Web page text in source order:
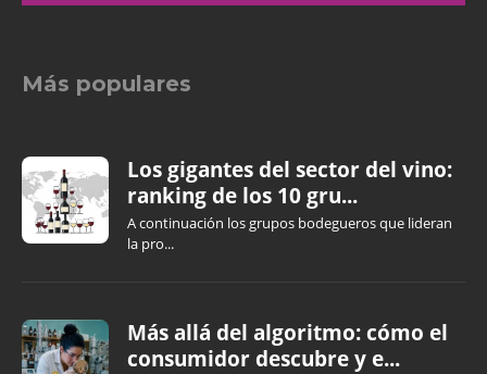
Más populares
Los gigantes del sector del vino:
ranking de los 10 gru...
A continuación los grupos bodegueros que lideran
la pro...
Más allá del algoritmo: cómo el
consumidor descubre y e...